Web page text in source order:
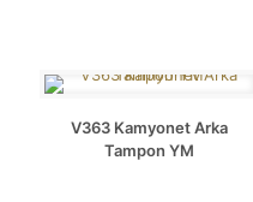
V363 Kamyonet Arka
Tampon YM